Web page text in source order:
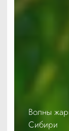
Волны
Сибири